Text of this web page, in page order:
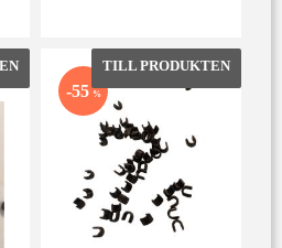
Lägg till i favoriter
55 % Lägg till